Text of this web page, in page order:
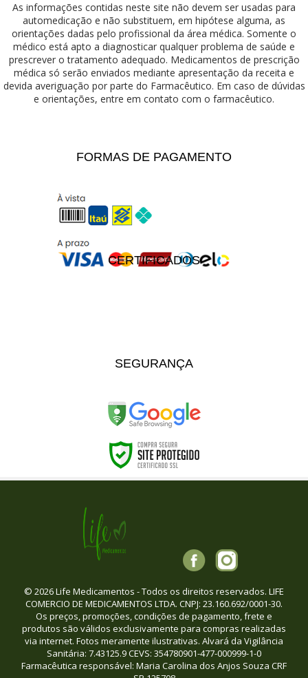
As informações contidas neste site não devem ser usadas para
automedicação e não substituem, em hipótese alguma, as
orientações dadas pelo profissional da área médica. Somente o
médico está apto a diagnosticar qualquer problema de saúde e
prescrever o tratamento adequado. Medicamentos de prescrição
médica só serão enviados mediante apresentação da receita e
devida averiguação por parte do Farmacêutico. Em caso de dúvidas
e orientações, entre em contato com o farmacêutico.
FORMAS DE PAGAMENTO
CERTIFICADOS
SEGURANÇA
© 2026 Life Medicamentos - Todos os direitos reservados. LIFE
COMERCIO DE MEDICAMENTOS LTDA. CNPJ: 23.160.692/0001-30.
Os preços, promoções, condições de pagamento, frete e
produtos são válidos exclusivamente para compras realizadas
via internet. Fotos meramente ilustrativas. Alvará da Vigilância
Sanitária: 7.43125.9 CEVS: 354780901-477-000999-1-0
Farmacêutica responsável: Maria Carolina dos Anjos Souza CRF